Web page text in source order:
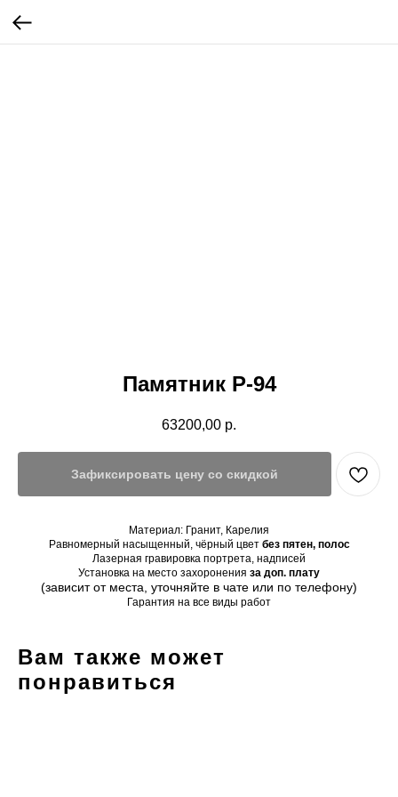
Памятник Р-94
63200,00 р.
Зафиксировать цену со скидкой
Материал: Гранит, Карелия
Равномерный насыщенный, чёрный цвет без пятен, полос
Лазерная гравировка портрета, надписей
Установка на место захоронения за доп. плату
(зависит от места, уточняйте в чате или по телефону)
Гарантия на все виды работ
Вам также может
понравиться